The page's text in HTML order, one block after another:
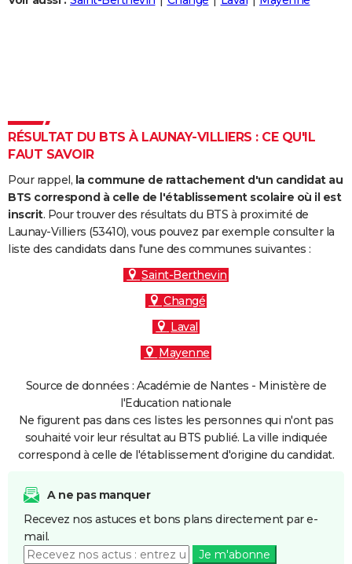
Carte de Noël
Carte Bonne année
Carte Saint-Valentin
Carte Pâques
Carte d'anniversaire
Dictionnaire
Biographies
Citations
Expressions
Proverbes
PROGRAMME TV
COPAINS D'AVANT
S'inscrire
Se connecter
Lycées
Collèges
Primaires
Universités
Entreprises
Service militaire
Avis de recherche
AVIS DE DÉCÈS
RÉSULTAT DU BTS À LAUNAY-VILLIERS : CE QU'IL
FAUT SAVOIR
Pour rappel, la commune de rattachement d'un candidat au
BTS correspond à celle de l'établissement scolaire où il est
inscrit. Pour trouver des résultats du BTS à proximité de
Launay-Villiers (53410), vous pouvez par exemple consulter la
liste des candidats dans l'une des communes suivantes :
Saint-Berthevin
Changé
Laval
Mayenne
Source de données : Académie de Nantes - Ministère de
l'Education nationale
Ne figurent pas dans ces listes les personnes qui n'ont pas
souhaité voir leur résultat au BTS publié. La ville indiquée
correspond à celle de l'établissement d'origine du candidat.
A ne pas manquer
Recevez nos astuces et bons plans directement par e-
mail.
Je m'abonne